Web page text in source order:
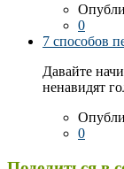
0
7 способов
Давайте
ненавидят
0